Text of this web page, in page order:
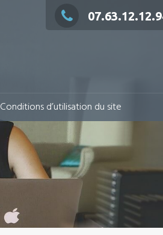
Conditions d’utilisation du site